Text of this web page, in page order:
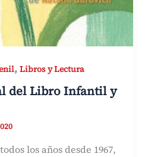
, Libros y Lectura
del Libro Infantil y
los años desde 1967,